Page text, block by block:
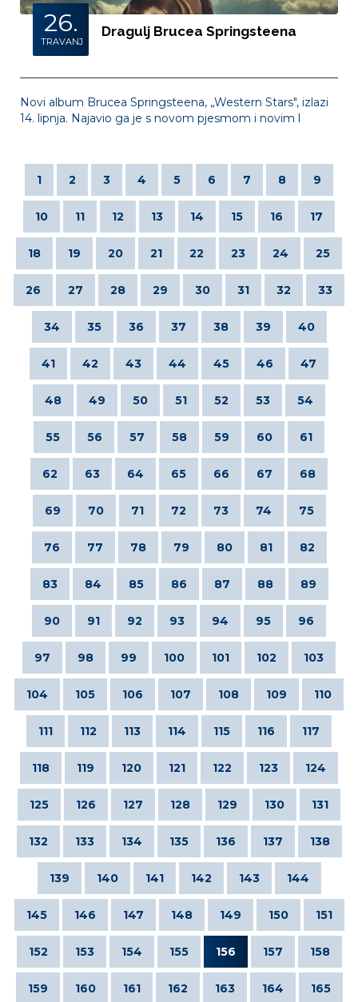
26.
TRAVANJ
Dragulj Brucea Springsteena
Novi album Brucea Springsteena, „Western Stars", izlazi
14. lipnja. Najavio ga je s novom pjesmom i novim l
1 2 3 4 5 6 7 8 9
10 11 12 13 14 15 16 17
18 19 20 21 22 23 24 25
26 27 28 29 30 31 32 33
34 35 36 37 38 39 40
41 42 43 44 45 46 47
48 49 50 51 52 53 54
55 56 57 58 59 60 61
62 63 64 65 66 67 68
69 70 71 72 73 74 75
76 77 78 79 80 81 82
83 84 85 86 87 88 89
90 91 92 93 94 95 96
97 98 99 100 101 102 103
104 105 106 107 108 109 110
111 112 113 114 115 116 117
118 119 120 121 122 123 124
125 126 127 128 129 130 131
132 133 134 135 136 137 138
139 140 141 142 143 144
145 146 147 148 149 150 151
152 153 154 155 156 157 158
159 160 161 162 163 164 165